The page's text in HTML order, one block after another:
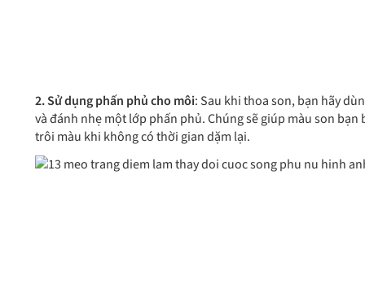
2. Sử dụng phấn phủ cho môi: Sau khi thoa son, bạn hãy
và đánh nhẹ một lớp phấn phủ. Chúng sẽ giúp màu son bạn
trôi màu khi không có thời gian dặm lại.